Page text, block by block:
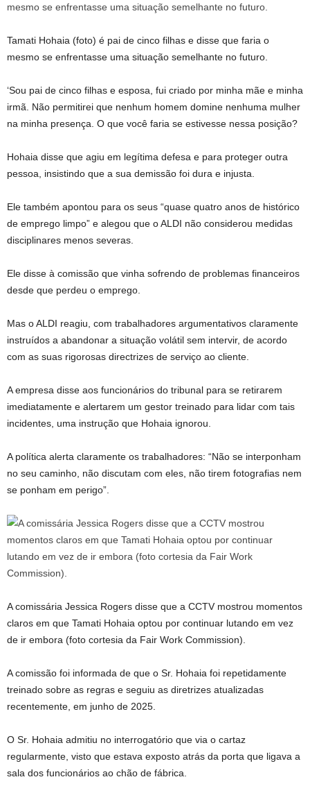
Tamati Hohaia (foto) é pai de cinco filhas e disse que faria o
mesmo se enfrentasse uma situação semelhante no futuro.
‘Sou pai de cinco filhas e esposa, fui criado por minha mãe e minha
irmã. Não permitirei que nenhum homem domine nenhuma mulher
na minha presença. O que você faria se estivesse nessa posição?
Hohaia disse que agiu em legítima defesa e para proteger outra
pessoa, insistindo que a sua demissão foi dura e injusta.
Ele também apontou para os seus “quase quatro anos de histórico
de emprego limpo” e alegou que o ALDI não considerou medidas
disciplinares menos severas.
Ele disse à comissão que vinha sofrendo de problemas financeiros
desde que perdeu o emprego.
Mas o ALDI reagiu, com trabalhadores argumentativos claramente
instruídos a abandonar a situação volátil sem intervir, de acordo
com as suas rigorosas directrizes de serviço ao cliente.
A empresa disse aos funcionários do tribunal para se retirarem
imediatamente e alertarem um gestor treinado para lidar com tais
incidentes, uma instrução que Hohaia ignorou.
A política alerta claramente os trabalhadores: “Não se interponham
no seu caminho, não discutam com eles, não tirem fotografias nem
se ponham em perigo”.
A comissária Jessica Rogers disse que a CCTV mostrou momentos
claros em que Tamati Hohaia optou por continuar lutando em vez
de ir embora (foto cortesia da Fair Work Commission).
A comissão foi informada de que o Sr. Hohaia foi repetidamente
treinado sobre as regras e seguiu as diretrizes atualizadas
recentemente, em junho de 2025.
O Sr. Hohaia admitiu no interrogatório que via o cartaz
regularmente, visto que estava exposto atrás da porta que ligava a
sala dos funcionários ao chão de fábrica.